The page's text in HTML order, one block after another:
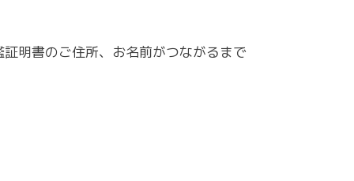
明書のご住所、お名前がつながるまで